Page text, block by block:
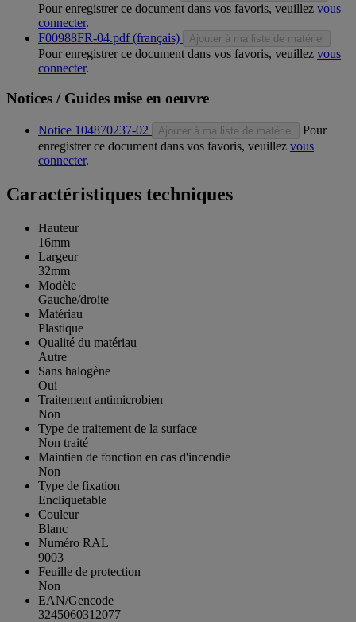
Pour enregistrer ce document dans vos favoris, veuillez vous
connecter.
F00988FR-04.pdf (français)
Ajouter à ma liste de matériel
Pour enregistrer ce document dans vos favoris, veuillez vous
connecter.
Notices / Guides mise en oeuvre
Notice 104870237-02 Ajouter à ma liste de matériel
Pour
enregistrer ce document dans vos favoris, veuillez vous
connecter.
Caractéristiques techniques
Hauteur
16mm
Largeur
32mm
Modèle
Gauche/droite
Matériau
Plastique
Qualité du matériau
Autre
Sans halogène
Oui
Traitement antimicrobien
Non
Type de traitement de la surface
Non traité
Maintien de fonction en cas d'incendie
Non
Type de fixation
Encliquetable
Couleur
Blanc
Numéro RAL
9003
Feuille de protection
Non
EAN/Gencode
3245060312077